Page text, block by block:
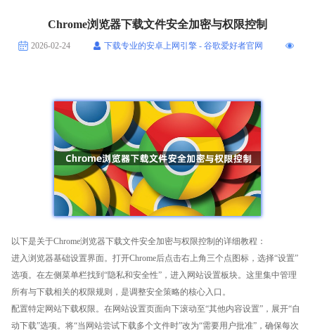
Chrome浏览器下载文件安全加密与权限控制
2026-02-24 下载专业的安卓上网引擎 - 谷歌爱好者官网
以下是关于Chrome浏览器下载文件安全加密与权限控制的详细教程：
进入浏览器基础设置界面。打开Chrome后点击右上角三个点图标，选择“设置”
选项。在左侧菜单栏找到“隐私和安全性”，进入网站设置板块。这里集中管理
所有与下载相关的权限规则，是调整安全策略的核心入口。
配置特定网站下载权限。在网站设置页面向下滚动至“其他内容设置”，展开“自
动下载”选项。将“当网站尝试下载多个文件时”改为“需要用户批准”，确保每次